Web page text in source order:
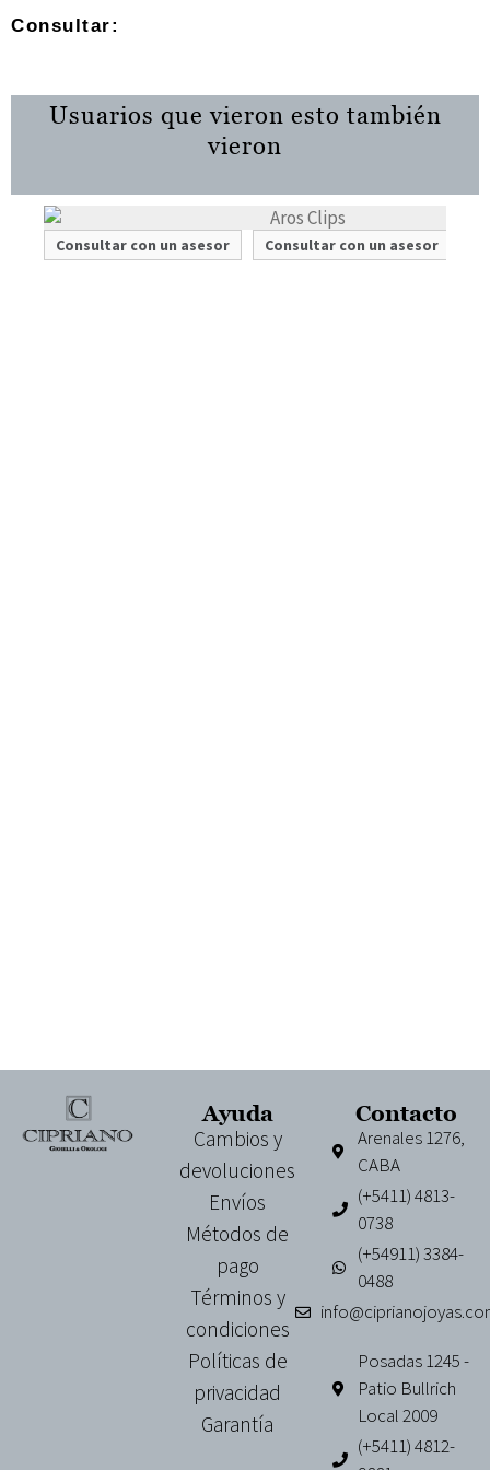
Consultar:
Usuarios que vieron esto también
vieron
Consultar con un asesor Consultar con un asesor
Ayuda
Cambios y
devoluciones
Envíos
Métodos de
pago
Términos y
condiciones
Políticas de
privacidad
Garantía
Contacto
Arenales 1276,
CABA
(+5411) 4813-
0738
(+54911) 3384-
0488
Posadas 1245 -
Patio Bullrich
Local 2009
(+5411) 4812-